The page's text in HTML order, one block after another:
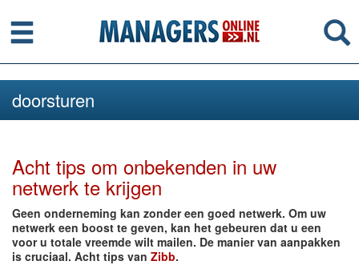
Menu
doorsturen
Acht tips om onbekenden in uw
netwerk te krijgen
Geen onderneming kan zonder een goed netwerk. Om uw
netwerk een boost te geven, kan het gebeuren dat u een
voor u totale vreemde wilt mailen. De manier van aanpakken
is cruciaal. Acht tips van Zibb.